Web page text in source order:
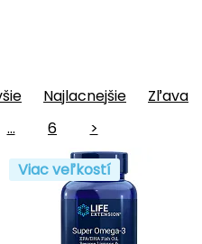
Najlacnejšie
Zľava
… 6
>
Viac veľkostí